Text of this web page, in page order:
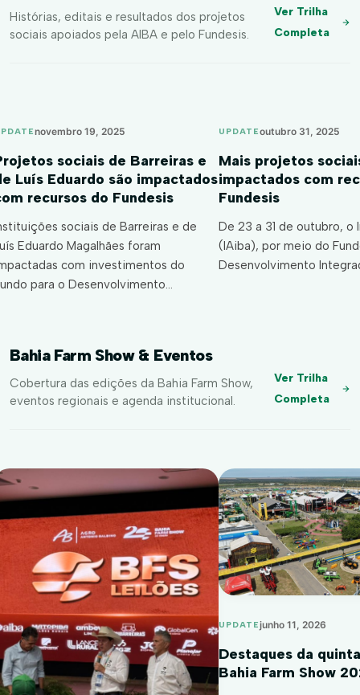
Histórias, editais e resultados dos projetos
sociais apoiados pela AIBA e pelo Fundesis.
Ver Trilha
Completa
novembro 19, 2025
sociais de Barreiras e
Luís Eduardo são impactados
recursos do Fundesis
sociais de Barreiras e de
Eduardo Magalhães foram
com investimentos do
para o Desenvolvimento…
UPDATEoutubro 31, 2025
Mais projetos
impactados com
Fundesis
De 23 a 31 de outubro, o
(IAiba), por meio do
Desenvolvimento
Bahia Farm Show & Eventos
Cobertura das edições da Bahia Farm Show,
eventos regionais e agenda institucional.
Ver Trilha
Completa
UPDATEjunho 11, 2026
Destaques da
Bahia Farm Show